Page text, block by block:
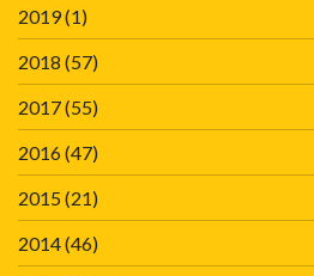
2019(1)
2018 (57)
2017(55)
2016(47)
2015(21)
2014(46)